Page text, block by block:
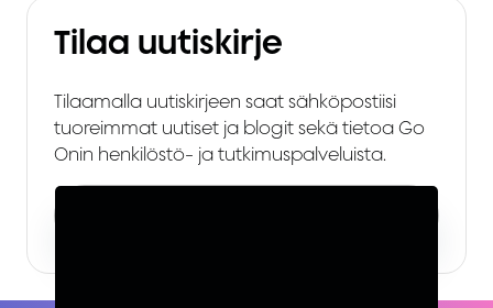
Tilaa uutiskirje
Tilaamalla uutiskirjeen saat sähköpostiisi
tuoreimmat uutiset ja blogit sekä tietoa Go
Onin henkilöstö- ja tutkimuspalveluista.
Sähköposti